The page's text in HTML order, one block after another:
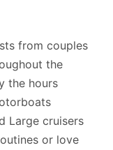
from couples
the
the hours
Large cruisers
or love